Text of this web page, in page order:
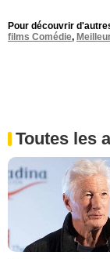
Pour découvrir
films Comédie,
Toutes les